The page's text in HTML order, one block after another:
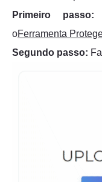
Primeiro passo:
oFerramenta
Segundo passo: